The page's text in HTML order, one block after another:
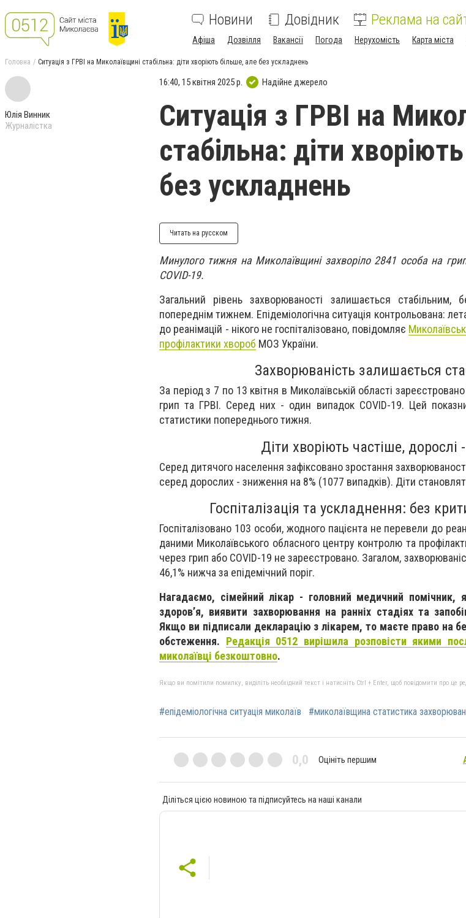
Новини Довідник Реклама на
Афіша Дозвілля Вакансії Погода Нерухомість Карта міста
Головна Ситуація з ГРВІ на Миколаївщині стабільна: діти хворіють більше, але без ускладнень
Юлія Винник
Журналістка
16:40, 15 квітня 2025 р. Надійне джерело
Ситуація з ГРВІ на
стабільна: діти
без ускладнень
Читать на русском
Минулого тижня на Миколаївщині захворіло 2841 особа на
COVID-19.
Загальний рівень захворюваності залишається стабільним,
попереднім тижнем. Епідеміологічна ситуація контрольована:
до реанімацій - нікого не госпіталізовано, повідомляє
профілактики хвороб МОЗ України.
Захворюваність залишається
За період з 7 по 13 квітня в Миколаївській області
грип та ГРВІ. Серед них - один випадок COVID-19. Цей
статистики попереднього тижня.
Діти хворіють частіше,
Серед дитячого населення зафіксовано зростання
серед дорослих - зниження на 8% (1077 випадків). Діти
Госпіталізація та ускладнення: без
Госпіталізовано 103 особи, жодного пацієнта не перевели до
даними Миколаївського обласного центру контролю та
через грип або COVID-19 не зареєстровано. Загалом,
46,1% нижча за епідемічний поріг.
Нагадаємо, сімейний лікар - головний медичний
здоров’я, виявити захворювання на ранніх стадіях та
Якщо ви підписали декларацію з лікарем, то маєте право на
обстеження. Редакція 0512 вирішила розповісти якими
миколаївці безкоштовно.
Якщо ви помітили помилку, виділіть необхідний текст і натисніть Ctrl + Enter, щоб повідомити про це
#епідеміологічна ситуація миколаїв #миколаївщина статистика
0,0 Оцініть першим
Діліться цією новиною та підписуйтесь на наші канали